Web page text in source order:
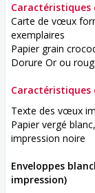
Carte de vœux
exemplaires
Papier grain
Dorure Or ou
Texte des vœux
Papier vergé
impression noire
Enveloppes
impression)